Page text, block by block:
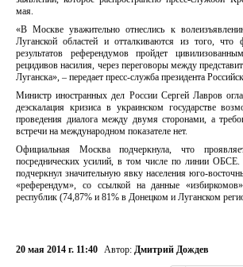
мая.
«В Москве уважительно отнеслись к
Луганской областей и отталкиваются из того, что
результатов референдумов пройдет
рецидивов насилия, через переговоры между
Луганска», – передает пресс-служба президента
Министр иностранных дел России Сергей Лавров
деэскалация кризиса в украинском государстве
проведения диалога между двумя сторонами, а
встречи на международном показателе нет.
Официальная Москва подчеркнула, что
посреднических усилий, в том числе по линии
подчеркнул значительную явку населения юго-
«референдум», со ссылкой на данные
республик (74,87% и 81% в Донецком и Луганском
20 мая 2014 г. 11:40 Автор: Дмитрий Дождев